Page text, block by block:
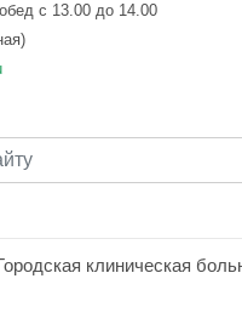
с 13.00 до 14.00
клиническая